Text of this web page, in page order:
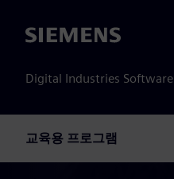
Siemens
Digital Industries Software
교육용 프로그램